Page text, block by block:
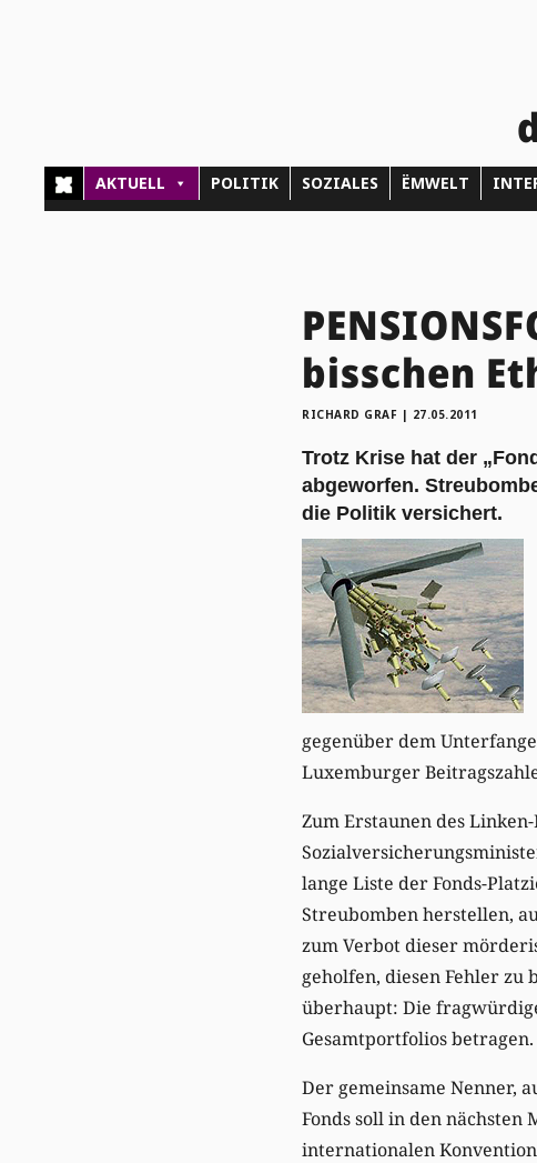
AKTUELL POLITIK SOZIALES ËMWELT
bisschen
RICHARD GRAF | 27.05.2011
Trotz Krise hat der
abgeworfen.
die Politik versichert.
gegenüber dem
Luxemburger
Zum Erstaunen des
lange Liste der Fonds-
Streubomben herstellen,
zum Verbot dieser
geholfen, diesen Fehler
überhaupt: Die
Gesamtportfolios betragen.
Der gemeinsame Nenner,
Fonds soll in den
internationalen